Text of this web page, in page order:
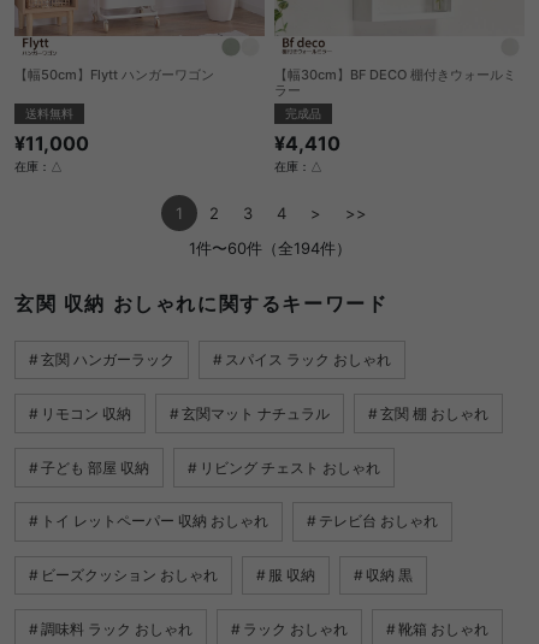
【幅50cm】Flytt ハンガーワゴン
送料無料
¥11,000
在庫：△
【幅30cm】BF DECO 棚付きウォールミ
ラー
完成品
¥4,410
在庫：△
1 2 3 4 >
>>
1件〜60件（全194件）
玄関 収納 おしゃれに関するキーワード
玄関 ハンガーラック スパイス ラック おしゃれ
リモコン 収納 玄関マット ナチュラル 玄関 棚 おしゃれ
子ども 部屋 収納 リビング チェスト おしゃれ
トイ レットペーパー 収納 おしゃれ テレビ台 おしゃれ
ビーズクッション おしゃれ 服 収納 収納 黒
調味料 ラック おしゃれ ラック おしゃれ 靴箱 おしゃれ